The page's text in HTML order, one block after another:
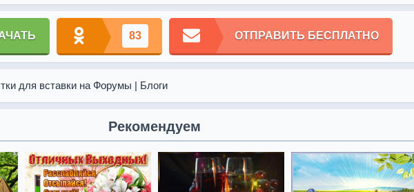
83 ОТПРАВИТЬ БЕСПЛАТНО
для вставки на Форумы | Блоги
Рекомендуем